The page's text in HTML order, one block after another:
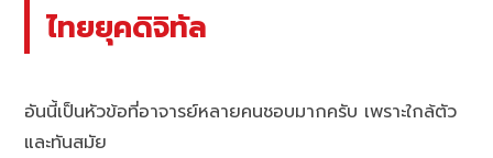
ไทยยุคดิจิทัล
อันนี้เป็นหัวข้อที่อาจารย์หลายคนชอบมากครับ เพราะใกล้ตัว
และทันสมัย